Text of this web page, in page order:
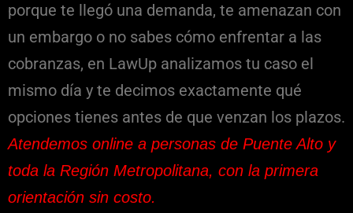
porque te llegó una demanda, te amenazan con
un embargo o no sabes cómo enfrentar a las
cobranzas, en LawUp analizamos tu caso el
mismo día y te decimos exactamente qué
opciones tienes antes de que venzan los plazos.
Atendemos online a personas de Puente Alto y
toda la Región Metropolitana, con la primera
orientación sin costo.